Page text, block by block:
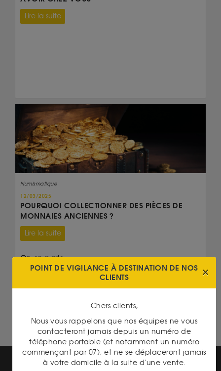
Lire la suite
Numismatique
12/03/2025
POURQUOI COLLECTIONNER DES PIÈCES DE
MONNAIES ANCIENNES ?
Lire la suite
On en parle...
20 Francs Napoléon
POINT DE VIGILANCE À DESTINATION DE NOS
CLIENTS
Chers clients,
Nous vous rappelons que nos équipes ne vous
contacteront jamais depuis un numéro de
téléphone portable (et notamment un numéro
commençant par 07), et ne se déplaceront jamais
à votre domicile à la suite d'une vente.